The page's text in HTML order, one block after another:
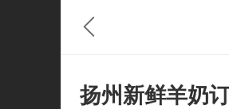
扬州新鲜羊奶